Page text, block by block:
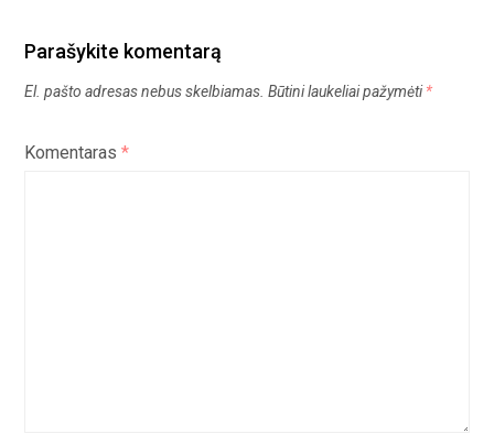
Parašykite komentarą
El. pašto adresas nebus skelbiamas. Būtini laukeliai pažymėti*
Komentaras*